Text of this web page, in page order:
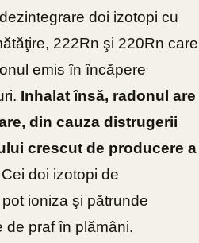
doi izotopi cu
222Rn şi 220Rn care
emis în încăpere
Inhalat însă, radonul are
din cauza distrugerii
crescut de producere a
Cei doi izotopi de
ioniza şi pătrunde
de praf în plămâni.